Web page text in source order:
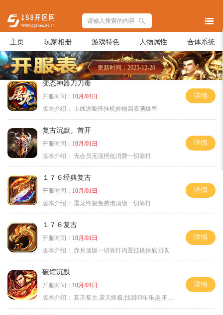
主页 玩家相册 游戏特色 人物属性 合体系统
更新时间：2025-12-20
变态神器刀刀毒
开服时间： 10月/01日
版本介绍：
上线送吸怪挂机捡物回収满爆率
详情
复古沉默。首开
开服时间： 10月/01日
版本介绍： 无会员无顶榜低消费一切靠打
详情
１７６经典复古
开服时间： 10月/01日
版本介绍：
屠龙终极免费泡顶级一切靠打
详情
１７６复古
开服时间： 10月/01日
版本介绍： 赤月顶级一切靠打内置挂机保底回収
详情
破馆沉默
开服时间： 10月/01日
版本介绍： 真正复古,震天终极,找回03年乐趣,不搞花里胡
详情